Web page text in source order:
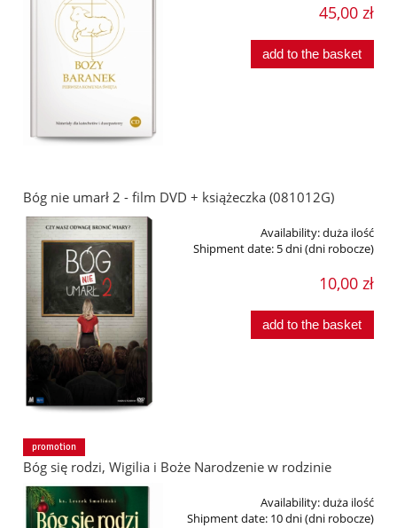
45,00 zł
add to the basket
Bóg nie umarł 2 - film DVD + książeczka (081012G)
Availability:duża ilość
Shipment date: 5 dni (dni robocze)
10,00 zł
add to the basket
Bóg się rodzi, Wigilia i Boże Narodzenie w rodzinie
Availability:duża ilość
Shipment date: 10 dni (dni robocze)
promotion